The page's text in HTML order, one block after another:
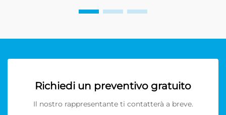
Richiedi un preventivo gratuito
Il nostro rappresentante ti contatterà a breve.